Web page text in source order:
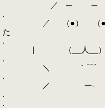
／ ─ ─
／ （●） （●
た
| （__人__
＼ ｀⌒´
／ ー‐
.
.